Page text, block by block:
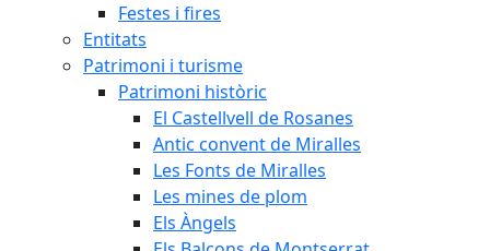
Festes i fires
Entitats
Patrimoni i turisme
Patrimoni històric
El Castellvell de Rosanes
Antic convent de Miralles
Les Fonts de Miralles
Les mines de plom
Els Àngels